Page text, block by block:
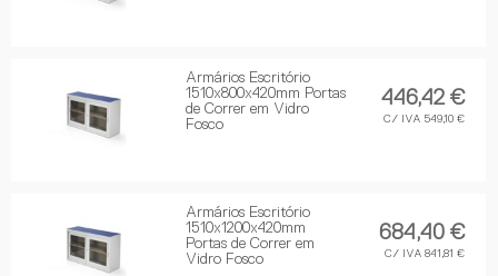
Armários Escritório
1510x800x420mm Portas
de Correr em Vidro
Fosco
446,42 €
C/ IVA 549,10 €
Armários Escritório
1510x1200x420mm
Portas de Correr em
Vidro Fosco
684,40 €
C/ IVA 841,81 €